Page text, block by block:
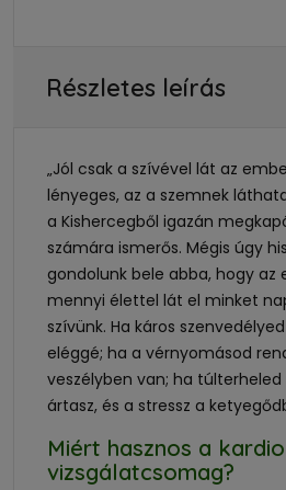
Részletes leírás
„Jól csak a szívével lát az
lényeges, az a szemnek
a Kishercegből igazán
számára ismerős. Mégis úgy
gondolunk bele abba, hogy az
mennyi élettel lát el minket
szívünk. Ha káros
eléggé; ha a vérnyomásod
veszélyben van; ha túlterheled
ártasz, és a stressz a
Miért hasznos a
vizsgálatcsomag?